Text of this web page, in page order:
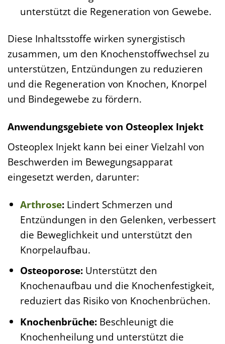
unterstützt die Regeneration von Gewebe.
Diese Inhaltsstoffe wirken synergistisch
zusammen, um den Knochenstoffwechsel zu
unterstützen, Entzündungen zu reduzieren
und die Regeneration von Knochen, Knorpel
und Bindegewebe zu fördern.
Anwendungsgebiete von Osteoplex Injekt
Osteoplex Injekt kann bei einer Vielzahl von
Beschwerden im Bewegungsapparat
eingesetzt werden, darunter:
Arthrose:Lindert Schmerzen und
Entzündungen in den Gelenken, verbessert
die Beweglichkeit und unterstützt den
Knorpelaufbau.
Osteoporose:Unterstützt den
Knochenaufbau und die Knochenfestigkeit,
reduziert das Risiko von Knochenbrüchen.
Knochenbrüche:Beschleunigt die
Knochenheilung und unterstützt die